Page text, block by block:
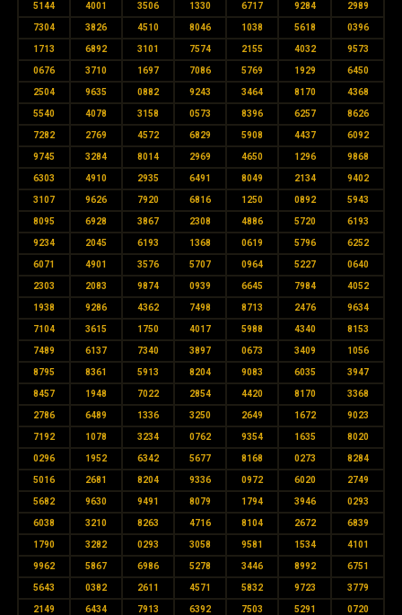
5144 4001 3506 1330 6717 9284 2989
7304 3826 4510 8046 1038 5618 0396
1713 6892 3101 7574 2155 4032 9573
0676 3710 1697 7086 5769 1929 6450
2504 9635 0882 9243 3464 8170 4368
5540 4078 3158 0573 8396 6257 8626
7282 2769 4572 6829 5908 4437 6092
9745 3284 8014 2969 4650 1296 9868
6303 4910 2935 6491 8049 2134 9402
3107 9626 7920 6816 1250 0892 5943
8095 6928 3867 2308 4886 5720 6193
9234 2045 6193 1368 0619 5796 6252
6071 4901 3576 5707 0964 5227 0640
2303 2083 9874 0939 6645 7984 4052
1938 9286 4362 7498 8713 2476 9634
7104 3615 1750 4017 5988 4340 8153
7489 6137 7340 3897 0673 3409 1056
8795 8361 5913 8204 9083 6035 3947
8457 1948 7022 2854 4420 8170 3368
2786 6489 1336 3250 2649 1672 9023
7192 1078 3234 0762 9354 1635 8020
0296 1952 6342 5677 8168 0273 8284
5016 2681 8204 9336 0972 6020 2749
5682 9630 9491 8079 1794 3946 0293
6038 3210 8263 4716 8104 2672 6839
1790 3282 0293 3058 9581 1534 4101
9962 5867 6986 5278 3446 8992 6751
5643 0382 2611 4571 5832 9723 3779
2149 6434 7913 6392 7503 5291 0720